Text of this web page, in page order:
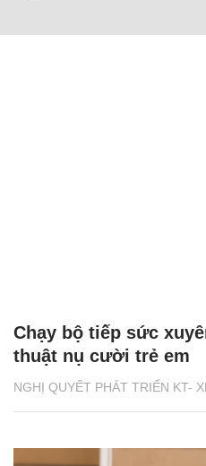
NGHỊ QUYẾT PHÁT TRIỂN KT-
Chạy bộ tiếp sức
thuật nụ cười trẻ em